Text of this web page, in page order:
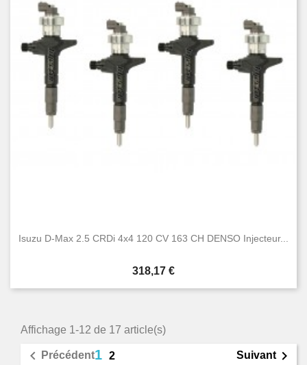
Isuzu D-Max 2.5 CRDi 4x4 120 CV 163 CH DENSO Injecteur...
Prix
318,17 €
Affichage 1-12 de 17 article(s)
 Précédent1 2 Suivant